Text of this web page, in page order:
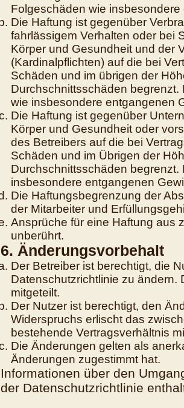
Folgeschäden wie
Die Haftung ist gegenüber
fahrlässigem Verhalten oder bei
Körper und Gesundheit und der
(Kardinalpflichten) auf die bei
Schäden und im übrigen der
Durchschnittsschäden
wie insbesondere entgangenen
Die Haftung ist gegenüber
Körper und Gesundheit oder
des Betreibers auf die bei
Schäden und im Übrigen der
Durchschnittsschäden
insbesondere entgangenen
Die Haftungsbegrenzung der
der Mitarbeiter und
Ansprüche für eine Haftung aus
unberührt.
6. Änderungsvorbehalt
Der Betreiber ist berechtigt, die
Datenschutzrichtlinie zu ändern.
mitgeteilt.
Der Nutzer ist berechtigt, den
Widerspruchs erlischt das
bestehende Vertragsverhältnis
Die Änderungen gelten als
Änderungen zugestimmt hat.
Informationen über den
der Datenschutzrichtlinie